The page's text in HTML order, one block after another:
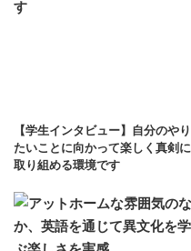
【学生インタビュー】自分のやり
たいことに向かって楽しく真剣に
取り組める環境です